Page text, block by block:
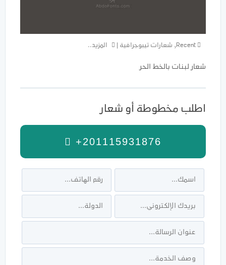
Recent
, شعارات تيبوجرافية المزيد..
شعار لبنات بالخط الحر
اطلب مخطوطة أو شعار
+201115931876